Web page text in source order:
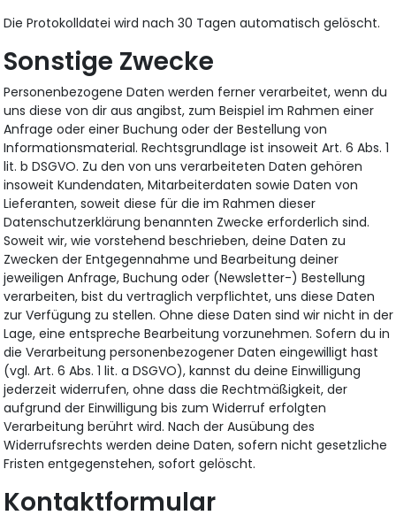
Die Protokolldatei wird nach 30 Tagen automatisch gelöscht.
Sonstige Zwecke
Personenbezogene Daten werden ferner verarbeitet, wenn du
uns diese von dir aus angibst, zum Beispiel im Rahmen einer
Anfrage oder einer Buchung oder der Bestellung von
Informationsmaterial. Rechtsgrundlage ist insoweit Art. 6 Abs. 1
lit. b DSGVO. Zu den von uns verarbeiteten Daten gehören
insoweit Kundendaten, Mitarbeiterdaten sowie Daten von
Lieferanten, soweit diese für die im Rahmen dieser
Datenschutzerklärung benannten Zwecke erforderlich sind.
Soweit wir, wie vorstehend beschrieben, deine Daten zu
Zwecken der Entgegennahme und Bearbeitung deiner
jeweiligen Anfrage, Buchung oder (Newsletter-) Bestellung
verarbeiten, bist du vertraglich verpflichtet, uns diese Daten
zur Verfügung zu stellen. Ohne diese Daten sind wir nicht in der
Lage, eine entspreche Bearbeitung vorzunehmen. Sofern du in
die Verarbeitung personenbezogener Daten eingewilligt hast
(vgl. Art. 6 Abs. 1 lit. a DSGVO), kannst du deine Einwilligung
jederzeit widerrufen, ohne dass die Rechtmäßigkeit, der
aufgrund der Einwilligung bis zum Widerruf erfolgten
Verarbeitung berührt wird. Nach der Ausübung des
Widerrufsrechts werden deine Daten, sofern nicht gesetzliche
Fristen entgegenstehen, sofort gelöscht.
Kontaktformular